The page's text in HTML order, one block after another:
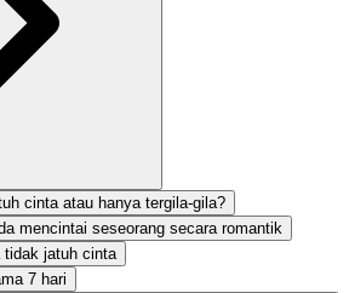
cinta atau hanya tergila-gila?
mencintai seseorang secara romantik
tidak jatuh cinta
7 hari